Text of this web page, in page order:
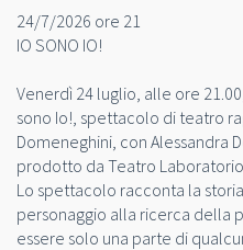
24/7/2026 ore 21
IO SONO IO!
Venerdì 24 luglio, alle ore
sono Io!, spettacolo di teatro
Domeneghini, con Alessandra
prodotto da Teatro
Lo spettacolo racconta la
personaggio alla ricerca della
essere solo una parte di